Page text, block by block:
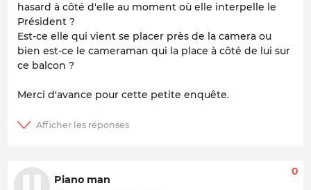
hasard à côté d'elle au moment où elle interpelle le
Président ?
Est-ce elle qui vient se placer près de la camera ou
bien est-ce le cameraman qui la place à côté de lui sur
ce balcon ?
Merci d'avance pour cette petite enquête.
Piano man
0